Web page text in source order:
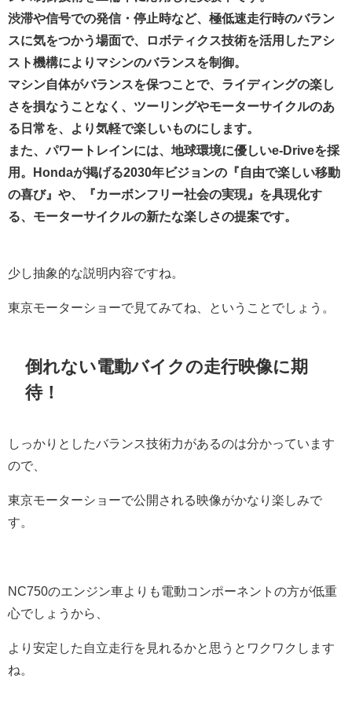
渋滞や信号での発信・停止時など、極低速走行時のバラン
スに気をつかう場面で、ロボティクス技術を活用したアシ
スト機構によりマシンのバランスを制御。
マシン自体がバランスを保つことで、ライディングの楽し
さを損なうことなく、ツーリングやモーターサイクルのあ
る日常を、より気軽で楽しいものにします。
また、パワートレインには、地球環境に優しいe-Driveを採
用。Hondaが掲げる2030年ビジョンの『自由で楽しい移動
の喜び』や、『カーボンフリー社会の実現』を具現化す
る、モーターサイクルの新たな楽しさの提案です。
少し抽象的な説明内容ですね。
東京モーターショーで見てみてね、ということでしょう。
倒れない電動バイクの走行映像に期
待！
しっかりとしたバランス技術力があるのは分かっています
ので、
東京モーターショーで公開される映像がかなり楽しみで
す。
NC750のエンジン車よりも電動コンポーネントの方が低重
心でしょうから、
より安定した自立走行を見れるかと思うとワクワクします
ね。